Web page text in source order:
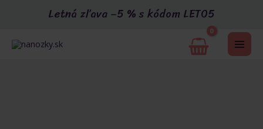
obsah
Letná zľava –5 % s kódom LETO5